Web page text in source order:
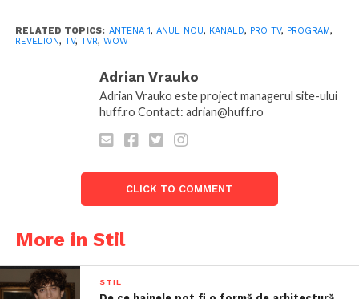
RELATED TOPICS: ANTENA 1, ANUL NOU, KANALD, PRO TV, PROGRAM,
REVELION, TV, TVR, WOW
Adrian Vrauko
Adrian Vrauko este project managerul site-ului
huff.ro Contact: adrian@huff.ro
CLICK TO COMMENT
More in Stil
STIL